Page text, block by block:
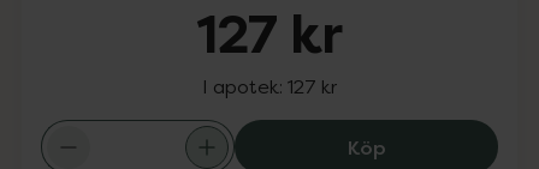
127 kr
I apotek: 127 kr
KöpThe Ordinary